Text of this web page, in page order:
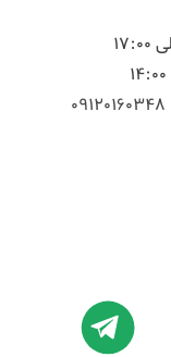
09120160348